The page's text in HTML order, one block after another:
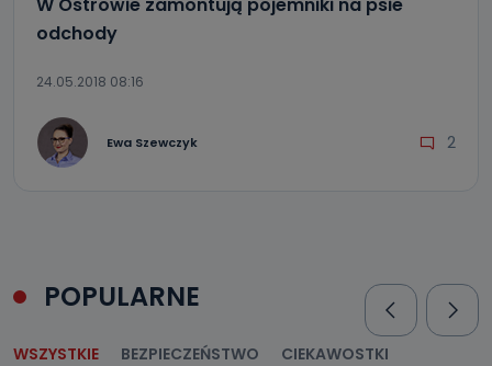
odchody
24.05.2018 08:16
Ewa Szewczyk 2
POPULARNE
WSZYSTKIE BEZPIECZEŃSTWO
CIEKAWOSTKI